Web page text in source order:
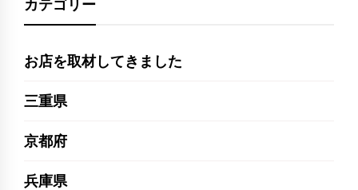
カテゴリー
お店を取材してきました
三重県
京都府
兵庫県